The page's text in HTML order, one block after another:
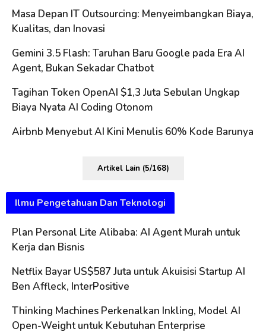
Masa Depan IT Outsourcing: Menyeimbangkan Biaya,
Kualitas, dan Inovasi
Gemini 3.5 Flash: Taruhan Baru Google pada Era AI
Agent, Bukan Sekadar Chatbot
Tagihan Token OpenAI $1,3 Juta Sebulan Ungkap
Biaya Nyata AI Coding Otonom
Airbnb Menyebut AI Kini Menulis 60% Kode Barunya
Artikel Lain (5/168)
Ilmu Pengetahuan Dan Teknologi
Plan Personal Lite Alibaba: AI Agent Murah untuk
Kerja dan Bisnis
Netflix Bayar US$587 Juta untuk Akuisisi Startup AI
Ben Affleck, InterPositive
Thinking Machines Perkenalkan Inkling, Model AI
Open-Weight untuk Kebutuhan Enterprise